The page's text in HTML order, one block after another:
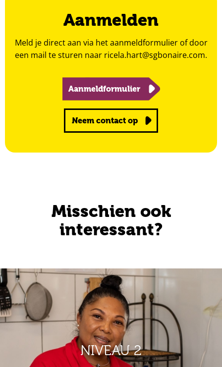
Aanmelden
Meld je direct aan via het aanmeldformulier of door
een mail te sturen naar ricela.hart@sgbonaire.com.
Aanmeldformulier
Neem contact op
Misschien ook
interessant?
NIVEAU 2